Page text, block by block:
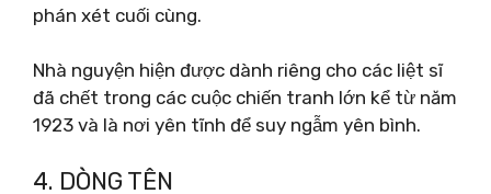
phán xét cuối cùng.
Nhà nguyện hiện được dành riêng cho các liệt sĩ
đã chết trong các cuộc chiến tranh lớn kể từ năm
1923 và là nơi yên tĩnh để suy ngẫm yên bình.
4. DÒNG TÊN